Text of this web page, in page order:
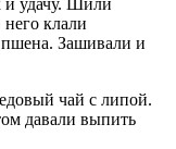
клали
Зашивали и
чай с липой.
давали выпить